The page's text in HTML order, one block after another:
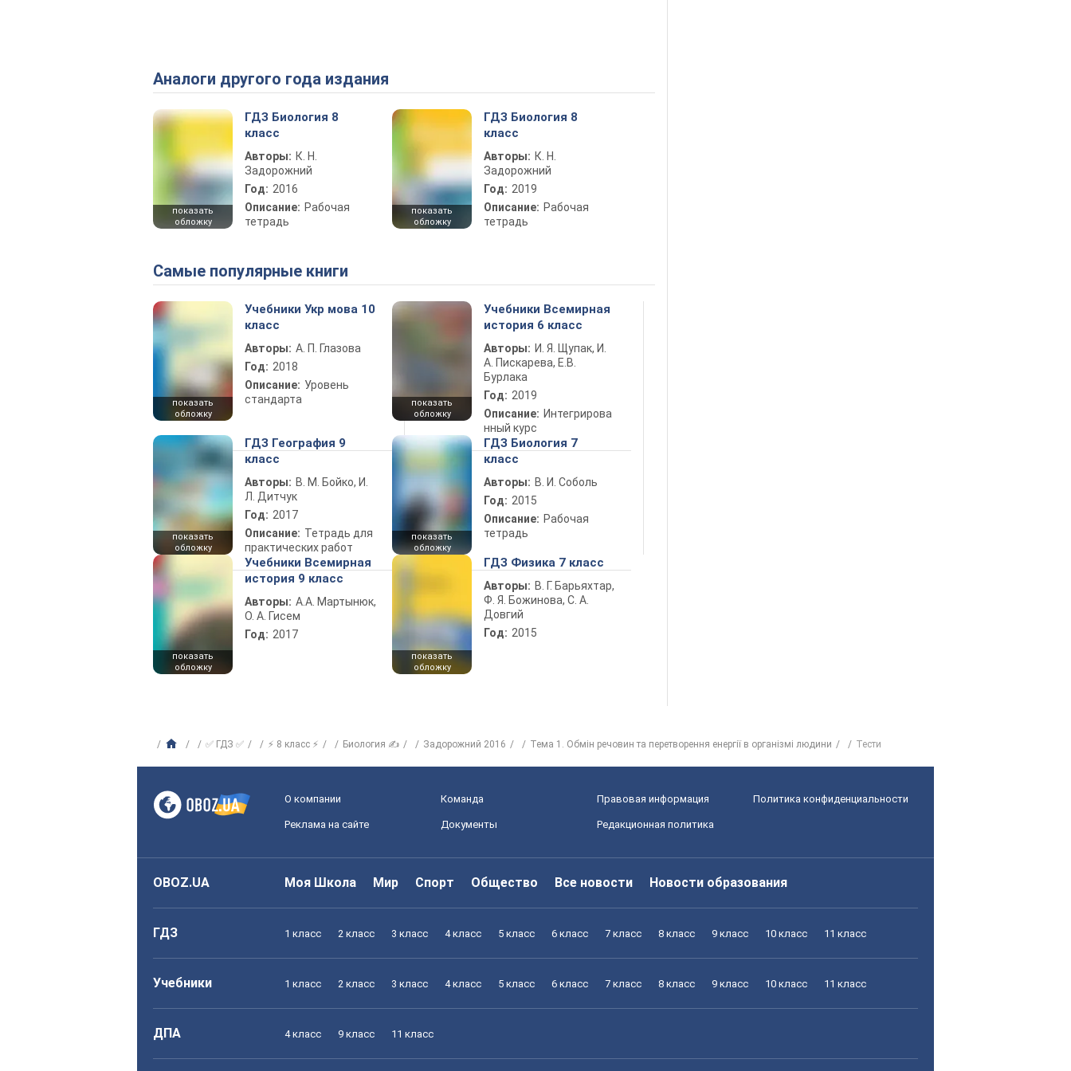
Аналоги другого года издания
показать
обложку
ГДЗ Биология 8
класс
Авторы: К. Н.
Задорожний
Год: 2016
Описание: Рабочая
тетрадь
показать
обложку
ГДЗ Биология 8
класс
Авторы: К. Н.
Задорожний
Год: 2019
Описание: Рабочая
тетрадь
Самые популярные книги
показать
обложку
Учебники Укр мова 10
класс
Авторы: А. П. Глазова
Год: 2018
Описание: Уровень
стандарта
показать
обложку
Учебники Всемирная
история 6 класс
Авторы: И. Я. Щупак, И.
А. Пискарева, Е.В.
Бурлака
Год: 2019
Описание: Интегрирова
нный курс
показать
обложку
ГДЗ География 9
класс
Авторы: В. М. Бойко, И.
Л. Дитчук
Год: 2017
Описание: Тетрадь для
практических работ
показать
обложку
ГДЗ Биология 7
класс
Авторы: В. И. Соболь
Год: 2015
Описание: Рабочая
тетрадь
показать
обложку
Учебники Всемирная
история 9 класс
Авторы: А.А. Мартынюк,
О. А. Гисем
Год: 2017
показать
обложку
ГДЗ Физика 7 класс
Авторы: В. Г. Барьяхтар,
Ф. Я. Божинова, С. А.
Довгий
Год: 2015
✅ ГДЗ ✅ ⚡ 8 класс ⚡ Биология ✍ Задорожний 2016 Тема 1. Обмін речовин та перетворення енергії в організмі людини Тести
О компании Команда Правовая информация Политика конфиденциальности
Реклама на сайте Документы Редакционная политика
OBOZ.UA Моя Школа Мир Спорт Общество Все новости Новости образования
ГДЗ 1 класс 2 класс 3 класс 4 класс 5 класс 6 класс 7 класс 8 класс 9 класс 10 класс 11 класс
Учебники 1 класс 2 класс 3 класс 4 класс 5 класс 6 класс 7 класс 8 класс 9 класс 10 класс 11 класс
ДПА 4 класс 9 класс 11 класс